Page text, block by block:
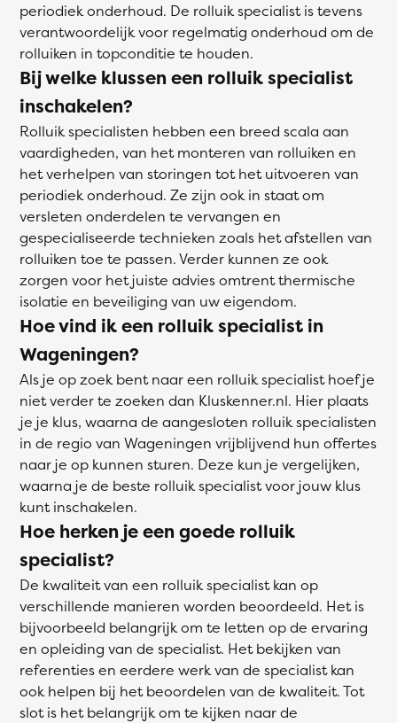
periodiek onderhoud. De rolluik specialist is tevens
verantwoordelijk voor regelmatig onderhoud om de
rolluiken in topconditie te houden.
Bij welke klussen een rolluik specialist
inschakelen?
Rolluik specialisten hebben een breed scala aan
vaardigheden, van het monteren van rolluiken en
het verhelpen van storingen tot het uitvoeren van
periodiek onderhoud. Ze zijn ook in staat om
versleten onderdelen te vervangen en
gespecialiseerde technieken zoals het afstellen van
rolluiken toe te passen. Verder kunnen ze ook
zorgen voor het juiste advies omtrent thermische
isolatie en beveiliging van uw eigendom.
Hoe vind ik een rolluik specialist in
Wageningen?
Als je op zoek bent naar een rolluik specialist hoef je
niet verder te zoeken dan Kluskenner.nl. Hier plaats
je je klus, waarna de aangesloten rolluik specialisten
in de regio van Wageningen vrijblijvend hun offertes
naar je op kunnen sturen. Deze kun je vergelijken,
waarna je de beste rolluik specialist voor jouw klus
kunt inschakelen.
Hoe herken je een goede rolluik
specialist?
De kwaliteit van een rolluik specialist kan op
verschillende manieren worden beoordeeld. Het is
bijvoorbeeld belangrijk om te letten op de ervaring
en opleiding van de specialist. Het bekijken van
referenties en eerdere werk van de specialist kan
ook helpen bij het beoordelen van de kwaliteit. Tot
slot is het belangrijk om te kijken naar de